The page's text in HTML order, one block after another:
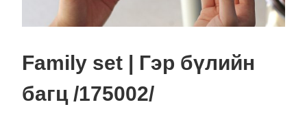
Family set | Гэр бүлийн
багц /175002/